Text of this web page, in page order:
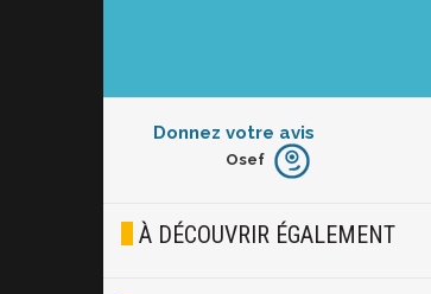
Donnez votre avis
Furieux
Osef
À DÉCOUVRIR ÉGALEMENT